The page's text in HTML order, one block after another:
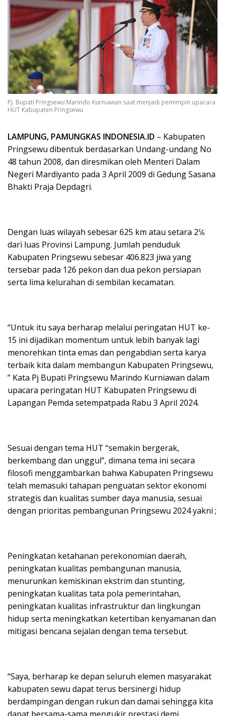
Pj. Bupati Pringsewu Marindo Kurniawan saat menjadi pemimpin upacara
HUT Kabupaten Pringsewu
LAMPUNG, PAMUNGKAS INDONESIA.ID – Kabupaten
Pringsewu dibentuk berdasarkan Undang-undang No
48 tahun 2008, dan diresmikan oleh Menteri Dalam
Negeri Mardiyanto pada 3 April 2009 di Gedung Sasana
Bhakti Praja Depdagri.
Dengan luas wilayah sebesar 625 km atau setara 2℅
dari luas Provinsi Lampung. Jumlah penduduk
Kabupaten Pringsewu sebesar 406.823 jiwa yang
tersebar pada 126 pekon dan dua pekon persiapan
serta lima kelurahan di sembilan kecamatan.
“Untuk itu saya berharap melalui peringatan HUT ke-
15 ini dijadikan momentum untuk lebih banyak lagi
menorehkan tinta emas dan pengabdian serta karya
terbaik kita dalam membangun Kabupaten Pringsewu,
” Kata Pj Bupati Pringsewu Marindo Kurniawan dalam
upacara peringatan HUT Kabupaten Pringsewu di
Lapangan Pemda setempatpada Rabu 3 April 2024.
Sesuai dengan tema HUT “semakin bergerak,
berkembang dan unggul”, dimana tema ini secara
filosofi menggambarkan bahwa Kabupaten Pringsewu
telah memasuki tahapan penguatan sektor ekonomi
strategis dan kualitas sumber daya manusia, sesuai
dengan prioritas pembangunan Pringsewu 2024 yakni ;
Peningkatan ketahanan perekonomian daerah,
peningkatan kualitas pembangunan manusia,
menurunkan kemiskinan ekstrim dan stunting,
peningkatan kualitas tata pola pemerintahan,
peningkatan kualitas infrastruktur dan lingkungan
hidup serta meningkatkan ketertiban kenyamanan dan
mitigasi bencana sejalan dengan tema tersebut.
“Saya, berharap ke depan seluruh elemen masyarakat
kabupaten sewu dapat terus bersinergi hidup
berdampingan dengan rukun dan damai sehingga kita